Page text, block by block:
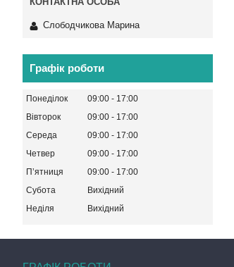
Слободчикова Марина
Графік роботи
Понеділок 09:00
17:00
Вівторок
09:00
17:00
Середа
09:00
17:00
Четвер
09:00
17:00
Пʼятниця
09:00
17:00
Субота
Вихідний
Неділя
Вихідний